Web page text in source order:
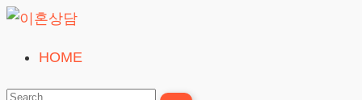
Skip
content
혼
HOME